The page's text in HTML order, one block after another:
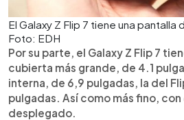
El Galaxy Z Flip 7 tiene una pantalla
Foto: EDH
Por su parte, el Galaxy Z Flip 7
cubierta más grande, de 4.1
interna, de 6,9 pulgadas, la del
pulgadas. Así como más fino,
desplegado.